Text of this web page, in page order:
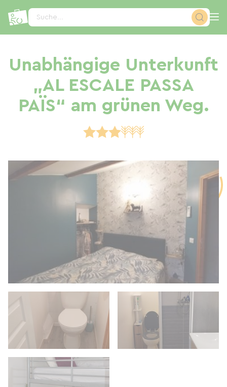
Suche...
Unabhängige Unterkunft
„AL ESCALE PASSA
PAÏS“ am grünen Weg.
Cookie-Einstellungen